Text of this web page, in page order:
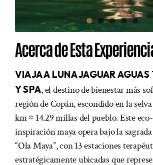
Acerca de Esta
VIAJA A LUNA JAGUAR AGUAS
Y SPA, el destino de bienestar más
región de Copán, escondido en la
km ≈ 14.29 millas del pueblo. Este
inspiración maya opera bajo la
“Ola Maya”, con 13 estaciones
estratégicamente ubicadas que